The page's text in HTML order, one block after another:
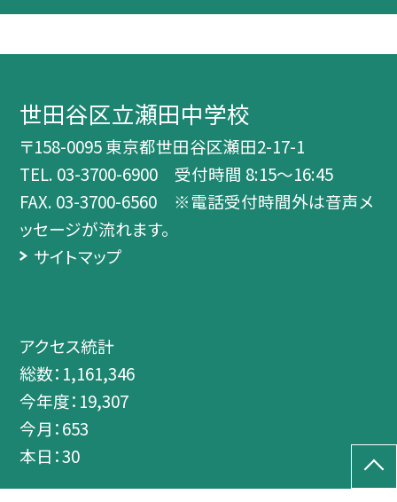
世田谷区立瀬田中学校
〒158-0095 東京都世田谷区瀬田2-17-1
TEL. 03-3700-6900 受付時間 8:15～16:45
FAX. 03-3700-6560 ※電話受付時間外は音声メ
ッセージが流れます。
サイトマップ
アクセス統計
総数： 1,161,346
今年度： 19,307
今月：653
本日：30